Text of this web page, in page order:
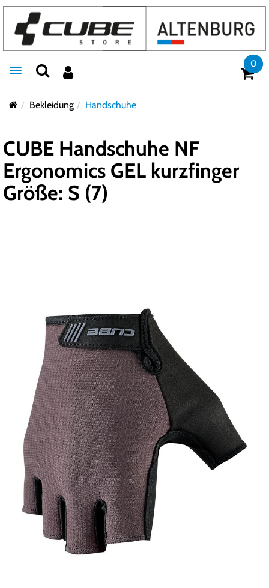
Toggle navigation
0
Bekleidung Handschuhe
CUBE Handschuhe NF
Ergonomics GEL kurzfinger
Größe: S (7)